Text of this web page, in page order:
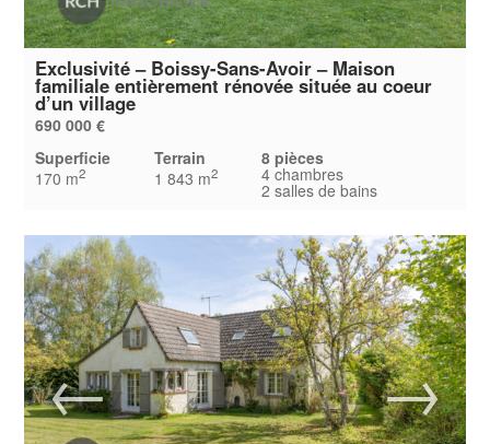
Exclusivité – Boissy-Sans-Avoir – Maison
familiale entièrement rénovée située au coeur
d’un village
690 000 €
Superficie
170 m2
Terrain
1 843 m2
8 pièces
4 chambres
2 salles de bains